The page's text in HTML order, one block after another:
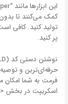
کمک می‌کنند تا بدون
تولید کنید. کافی
پر کنید.
نوشتن دستی کد (JSON-LD)
فرمت به شما امکان
اسکریپت در بخش <head> یا <body> صفحه خود قرار دهید.